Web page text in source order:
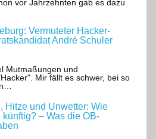
vor Jahrzehnten gab es dazu
Vermuteter Hacker-
André Schuler
Mutmaßungen und
Mir fällt es schwer, bei so
Hitze und Unwetter: Wie
– Was die OB-